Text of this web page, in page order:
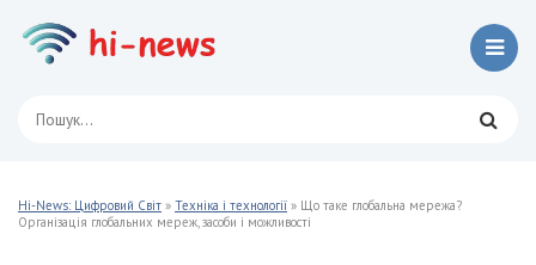
Hi-News: Цифровий Світ » Техніка і технології » Що таке глобальна мережа?
Організація глобальних мереж, засоби і можливості